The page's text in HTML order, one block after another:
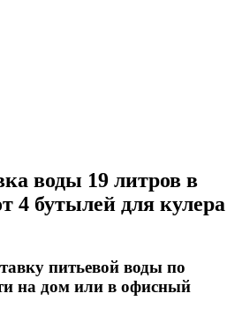
воды 19 литров в
4 бутылей для кулера
питьевой воды по
на дом или в офисный
клиентами, вести
к работе
РФ